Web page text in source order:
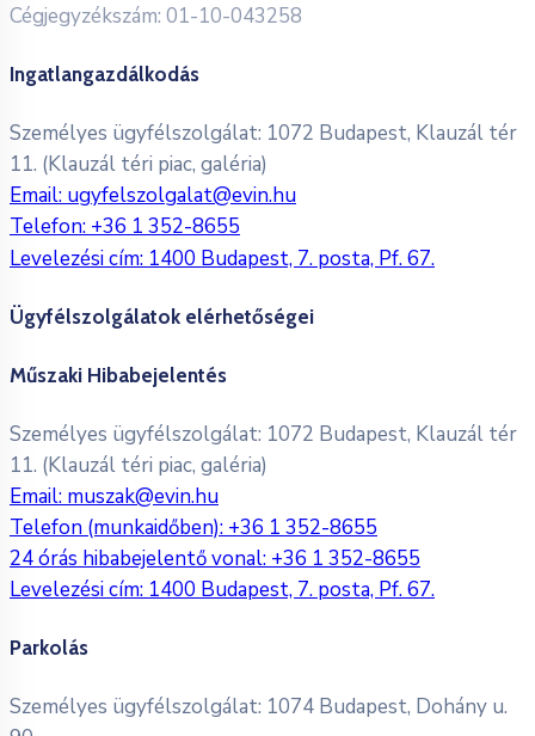
Cégjegyzékszám: 01-10-043258
Ingatlangazdálkodás
Személyes ügyfélszolgálat: 1072 Budapest, Klauzál tér
11. (Klauzál téri piac, galéria)
Email: ugyfelszolgalat@evin.hu
Telefon: +36 1 352-8655
Levelezési cím: 1400 Budapest, 7. posta, Pf. 67.
Ügyfélszolgálatok elérhetőségei
Műszaki Hibabejelentés
Személyes ügyfélszolgálat: 1072 Budapest, Klauzál tér
11. (Klauzál téri piac, galéria)
Email: muszak@evin.hu
Telefon (munkaidőben): +36 1 352-8655
24 órás hibabejelentő vonal: +36 1 352-8655
Levelezési cím: 1400 Budapest, 7. posta, Pf. 67.
Parkolás
Személyes ügyfélszolgálat: 1074 Budapest, Dohány u.